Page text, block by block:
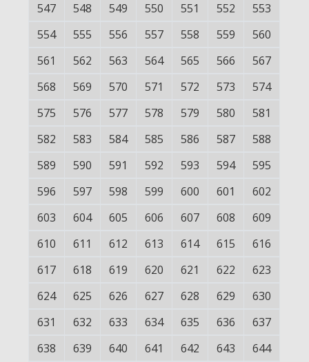
547
548 549 550 551 552
553
554
555 556 557 558 559
560
561
562 563 564 565 566
567
568
569 570 571 572 573
574
575
576 577 578 579 580
581
582
583 584 585 586 587
588
589
590 591 592 593 594
595
596
597 598 599 600 601
602
603
604 605 606 607 608
609
610
611 612 613 614 615
616
617
618 619 620 621 622
623
624
625 626 627 628 629
630
631
632 633 634 635 636
637
638
639 640 641 642 643
644